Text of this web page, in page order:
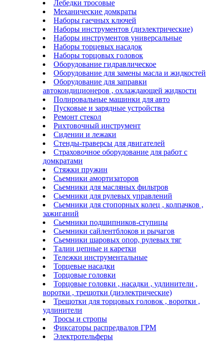
Лебедки тросовые
Механические домкраты
Наборы гаечных ключей
Наборы инструментов (диэлектрические)
Наборы инструментов универсальные
Наборы торцевых насадок
Наборы торцовых головок
Оборудование гидравлическое
Оборудование для замены масла и жидкостей
Оборудование для заправки
автокондиционеров , охлаждающей жидкости
Полировальные машинки для авто
Пусковые и зарядные устройства
Ремонт стекол
Рихтовочный инструмент
Сидении и лежаки
Стенды-траверсы для двигателей
Страховочное оборудование для работ с
домкратами
Стяжки пружин
Сьемники амортизаторов
Сьемники для масляных фильтров
Сьемники для рулевых управлений
Сьемники для стопорных колец , колпачков ,
зажиганий
Сьемники подшипников-ступицы
Сьемники сайлентблоков и рычагов
Сьемники шаровых опор, рулевых тяг
Талии цепные и каретки
Тележки инструментальные
Торцевые насадки
Торцовые головки
Торцовые головки , насадки , удлинители ,
воротки , трещотки (диэлектрические)
Трещотки для торцовых головок , воротки ,
удлинители
Тросы и стропы
Фиксаторы распредвалов ГРМ
Электротельферы